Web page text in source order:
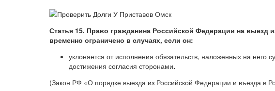
Статья 15. Право гражданина Российской Федерации на выезд
временно ограничено в случаях, если он:
уклоняется от исполнения обязательств, наложенных на него
достижения согласия сторонами.
(Закон РФ «О порядке выезда из Российской Федерации и въезда в